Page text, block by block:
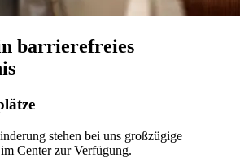
barrierefreies
stehen bei uns großzügige
Center zur Verfügung.